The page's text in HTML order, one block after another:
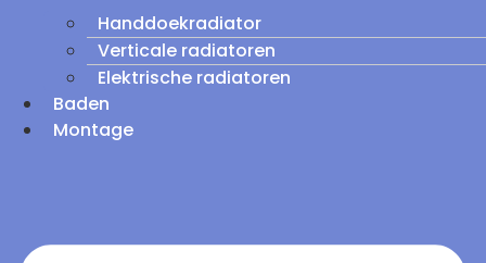
Handdoekradiator
Verticale radiatoren
Elektrische radiatoren
Baden
Montage